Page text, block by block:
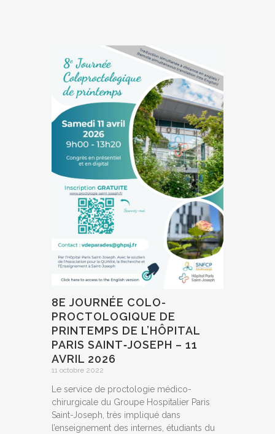
8E JOURNÉE COLO-
PROCTOLOGIQUE DE
PRINTEMPS DE L’HÔPITAL
PARIS SAINT‑JOSEPH – 11
AVRIL 2026
11 octobre 2022
Le service de proctologie médico-
chirurgicale du Groupe Hospitalier Paris
Saint-Joseph, très impliqué dans
l’enseignement des internes, étudiants du